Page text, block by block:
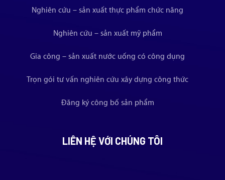
Nghiên cứu – sản xuất thực phẩm chức năng
Nghiên cứu – sản xuất mỹ phẩm
Gia công – sản xuất nước uống có công dụng
Trọn gói tư vấn nghiên cứu xây dựng công thức
Đăng ký công bố sản phẩm
LIÊN HỆ VỚI CHÚNG TÔI